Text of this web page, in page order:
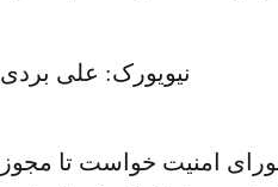
نیویورک: علی بردی
امنیت خواست تا مجوز